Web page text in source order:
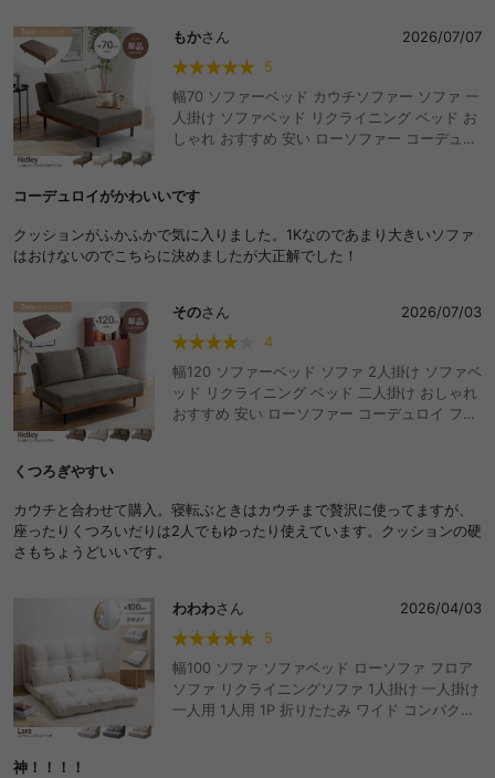
もかさん
2026/07/07
5
幅70 ソファーベッド カウチソファー ソファ 一
人掛け ソファベッド リクライニング ベッド お
しゃれ おすすめ 安い ローソファー コーデュロ
りたたみ 寝れる ごろ寝
コーデュロイがかわいいです
クッションがふかふかで気に入りました。1Kなのであまり大きいソファ
はおけないのでこちらに決めましたが大正解でした！
そのさん
2026/07/03
4
幅120 ソファーベッド ソファ 2人掛け ソファベ
ッド リクライニング ベッド 二人掛け おしゃれ
おすすめ 安い ローソファー コーデュロイ フロ
くつろぎやすい
カウチと合わせて購入。寝転ぶときはカウチまで贅沢に使ってますが、
座ったりくつろいだりは2人でもゆったり使えています。クッションの硬
さもちょうどいいです。
わわわさん
2026/04/03
5
幅100 ソファ ソファベッド ローソファ フロア
ソファ リクライニングソファ 1人掛け 一人掛け
一人用 1人用 1P 折りたたみ ワイド コンパクト
神！！！！